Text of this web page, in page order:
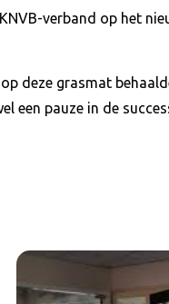
verband op het
deze grasmat
een pauze in de